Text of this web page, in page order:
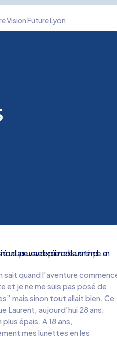
Vision Future Lyon
! La preuve avec l’expérience de Laurent, simple… en
sait quand l’aventure
et je ne me suis pas posé de
mais sinon tout allait bien. Ce
Laurent, aujourd’hui 28 ans.
épais. A 18 ans,
mes lunettes en les